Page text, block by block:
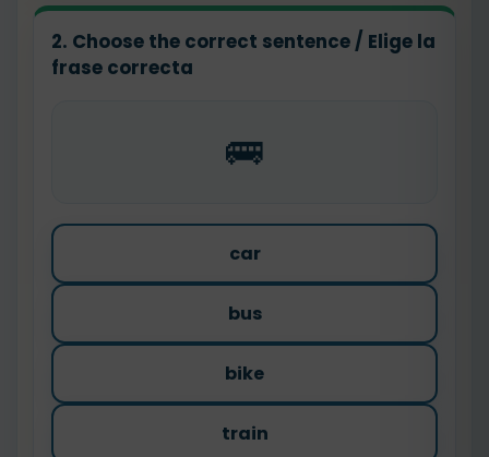
2. Choose the correct sentence / Elige la
frase correcta
🚌
car
bus
bike
train